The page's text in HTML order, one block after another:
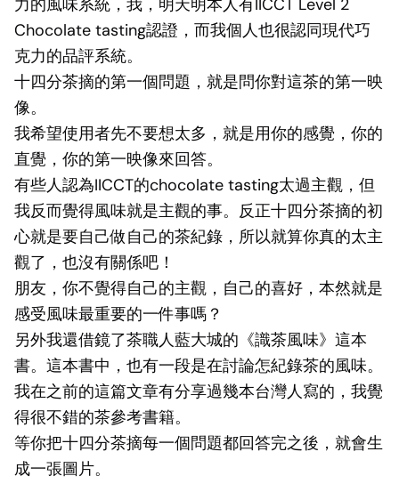
Chocolate tasting認證，而我個人也很認同現代巧
克力的品評系統。
十四分茶摘的第一個問題，就是問你對這茶的第一映
像。
我希望使用者先不要想太多，就是用你的感覺，你的
直覺，你的第一映像來回答。
有些人認為IICCT的chocolate tasting太過主觀，但
我反而覺得風味就是主觀的事。反正十四分茶摘的初
心就是要自己做自己的茶紀錄，所以就算你真的太主
觀了，也沒有關係吧！
朋友，你不覺得自己的主觀，自己的喜好，本然就是
感受風味最重要的一件事嗎？
另外我還借鏡了茶職人藍大城的《識茶風味》這本
書。這本書中，也有一段是在討論怎紀錄茶的風味。
我在之前的這篇文章有分享過幾本台灣人寫的，我覺
得很不錯的茶參考書籍。
等你把十四分茶摘每一個問題都回答完之後，就會生
成一張圖片。